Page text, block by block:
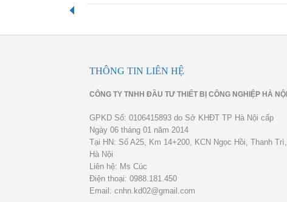
THÔNG TIN LIÊN HỆ
CÔNG TY TNHH ĐẦU TƯ THIẾT BỊ CÔNG NGHIỆP HÀ NỘI
GPKD Số: 0106415893 do Sở KHĐT TP Hà Nội cấp
Ngày 06 tháng 01 năm 2014
Tại HN: Số A25, Km 14+200, KCN Ngọc Hồi, Thanh Trì,
Hà Nội
Liên hệ: Ms Cúc
Điện thoại: 0988.181.450
Email: cnhn.kd02@gmail.com